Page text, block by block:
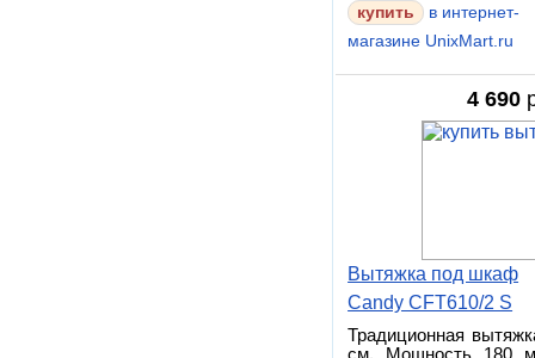
в интернет-
магазине UnixMart.ru
4 690
Вытяжка под шкаф
Candy CFT610/2 S
Традиционная